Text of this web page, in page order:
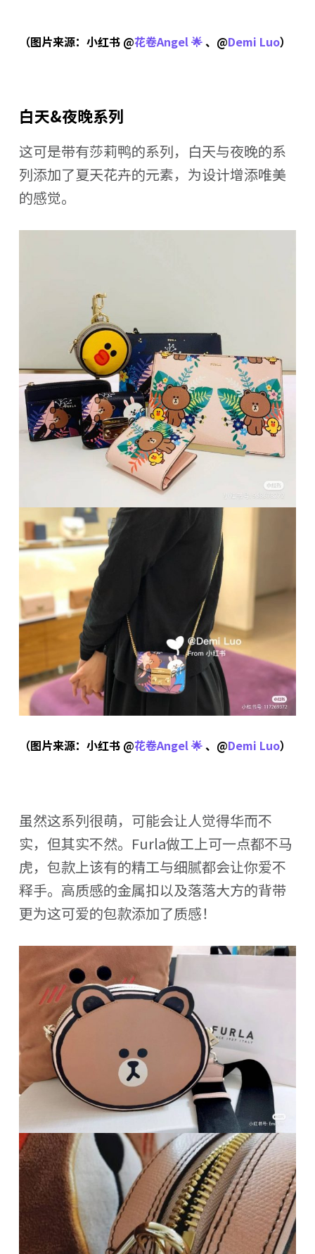
（图片来源：小红书 @花卷Angel 🌟、@Demi Luo）
白天&夜晚系列
这可是带有莎莉鸭的系列，白天与夜晚的系
列添加了夏天花卉的元素，为设计增添唯美
的感觉。
（图片来源：小红书 @花卷Angel 🌟、@Demi Luo）
虽然这系列很萌，可能会让人觉得华而不
实，但其实不然。Furla做工上可一点都不马
虎，包款上该有的精工与细腻都会让你爱不
释手。高质感的金属扣以及落落大方的背带
更为这可爱的包款添加了质感！